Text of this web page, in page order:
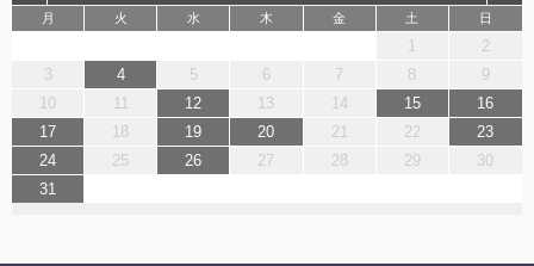
月 火 水 木 金 土 日
1
2
3
4 5 6 7 8
9
10
11 12 13 14 15
16
17
18 19 20 21 22
23
24
25 26 27 28 29
30
31